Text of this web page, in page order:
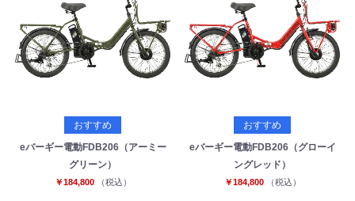
おすすめ
eバーギー電動FDB206（アーミー
グリーン）
￥184,800 （税込）
おすすめ
eバーギー電動FDB206（グローイ
ングレッド）
￥184,800 （税込）